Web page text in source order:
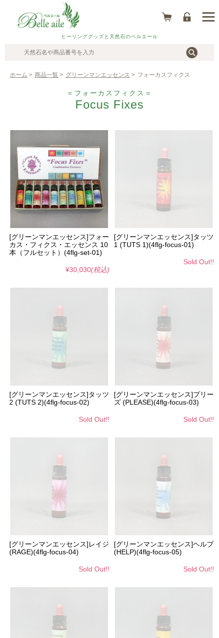
ヒーリンググッズと天然石のベルエール
ホーム > 商品一覧 > グリーンマンエッセンス > フォーカスフィクス
＝フォーカスフィクス＝
Focus Fixes
[グリーンマンエッセンス]フォー
カス・フィクス・エッセンス 10
本（フルセット）(4flg-set-01)
¥30,030(税込)
[グリーンマンエッセンス]タッツ
1 (TUTS 1)(4flg-focus-01)
Sold Out!!
[グリーンマンエッセンス]タッツ
2 (TUTS 2)(4flg-focus-02)
Sold Out!!
[グリーンマンエッセンス]プリー
ズ (PLEASE)(4flg-focus-03)
Sold Out!!
[グリーンマンエッセンス]レイジ
(RAGE)(4flg-focus-04)
Sold Out!!
[グリーンマンエッセンス]ヘルプ
(HELP)(4flg-focus-05)
Sold Out!!